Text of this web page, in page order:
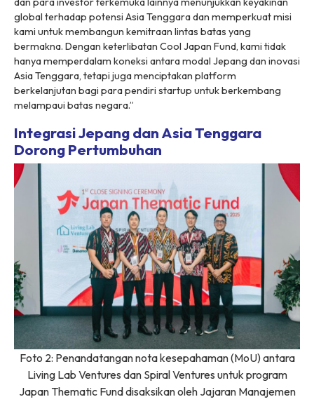
global terhadap potensi Asia Tenggara dan memperkuat misi
kami untuk membangun kemitraan lintas batas yang
bermakna. Dengan keterlibatan Cool Japan Fund, kami tidak
hanya memperdalam koneksi antara modal Jepang dan inovasi
Asia Tenggara, tetapi juga menciptakan platform
berkelanjutan bagi para pendiri startup untuk berkembang
melampaui batas negara.”
Integrasi Jepang dan Asia Tenggara
Dorong Pertumbuhan
Foto 2: Penandatangan nota kesepahaman (MoU) antara
Living Lab Ventures dan Spiral Ventures untuk program
Japan Thematic Fund disaksikan oleh Jajaran Manajemen